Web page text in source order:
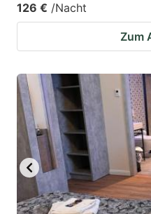
126 € /Nacht
Zum